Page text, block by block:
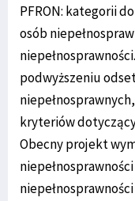
PFRON: kategorii
osób
podwyższeniu
kryteriów
Obecny projekt